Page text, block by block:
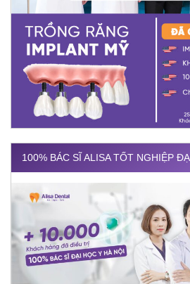
100% BÁC SĨ ALISA TỐT NGHIỆP